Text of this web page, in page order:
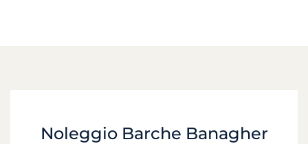
Noleggio Barche Banagher